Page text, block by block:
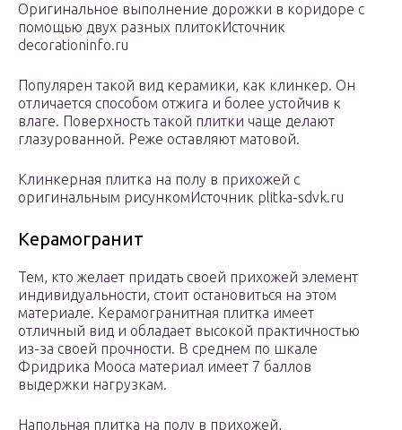
Оригинальное выполнение дорожки в коридоре с
помощью двух разных плитокИсточник
decorationinfo.ru
Популярен такой вид керамики, как клинкер. Он
отличается способом отжига и более устойчив к
влаге. Поверхность такой плитки чаще делают
глазурованной. Реже оставляют матовой.
Клинкерная плитка на полу в прихожей с
оригинальным рисункомИсточник plitka-sdvk.ru
Керамогранит
Тем, кто желает придать своей прихожей элемент
индивидуальности, стоит остановиться на этом
материале. Керамогранитная плитка имеет
отличный вид и обладает высокой практичностью
из-за своей прочности. В среднем по шкале
Фридрика Мооса материал имеет 7 баллов
выдержки нагрузкам.
Напольная плитка на полу в прихожей,